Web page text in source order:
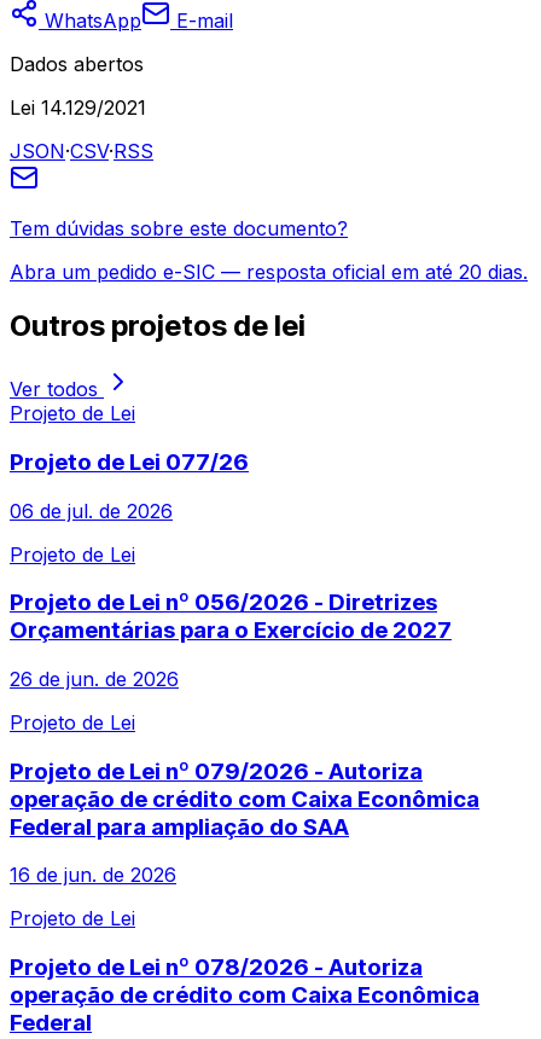
WhatsApp
E-mail
Dados abertos
Lei 14.129/2021
JSON·CSV·RSS
Tem dúvidas sobre este documento?
Abra um pedido e-SIC — resposta oficial em até 20 dias.
Outros projetos de lei
Ver todos
Projeto de Lei
Projeto de Lei 077/26
06 de jul. de 2026
Projeto de Lei
Projeto de Lei nº 056/2026 - Diretrizes
Orçamentárias para o Exercício de 2027
26 de jun. de 2026
Projeto de Lei
Projeto de Lei nº 079/2026 - Autoriza
operação de crédito com Caixa Econômica
Federal para ampliação do SAA
16 de jun. de 2026
Projeto de Lei
Projeto de Lei nº 078/2026 - Autoriza
operação de crédito com Caixa Econômica
Federal